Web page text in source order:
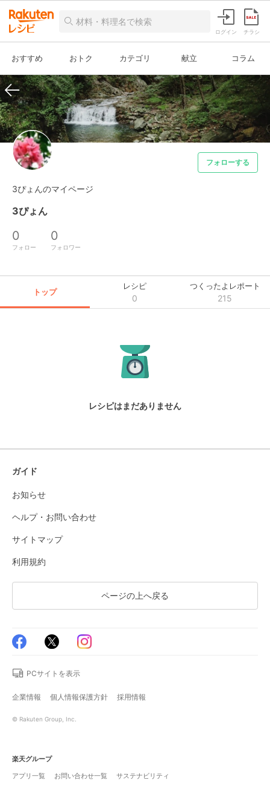
ログイン チラシ
おすすめ おトク カテゴリ 献立 コラム
フォローする
3ぴょんのマイページ
3ぴょん
0
フォロー
0
フォロワー
トップ
レシピ
0
つくったよレポート
215
レシピはまだありません
ガイド
お知らせ
ヘルプ・お問い合わせ
サイトマップ
利用規約
ページの上へ戻る
PCサイトを表示
企業情報 個人情報保護方針 採用情報
© Rakuten Group, Inc.
楽天グループ
アプリ一覧
お問い合わせ一覧 サステナビリティ